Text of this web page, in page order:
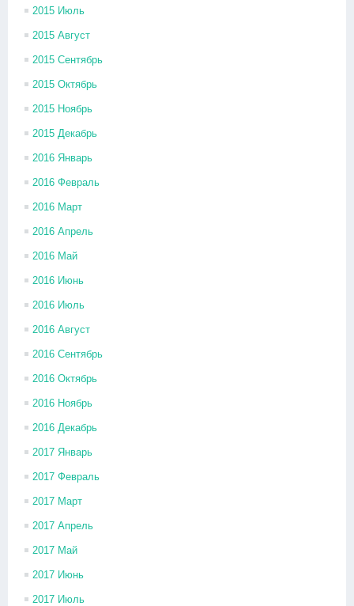
2015 Июль
2015 Август
2015 Сентябрь
2015 Октябрь
2015 Ноябрь
2015 Декабрь
2016 Январь
2016 Февраль
2016 Март
2016 Апрель
2016 Май
2016 Июнь
2016 Июль
2016 Август
2016 Сентябрь
2016 Октябрь
2016 Ноябрь
2016 Декабрь
2017 Январь
2017 Февраль
2017 Март
2017 Апрель
2017 Май
2017 Июнь
2017 Июль